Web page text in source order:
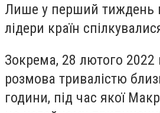
Лише у перший тиждень
лідери країн
Зокрема, 28 лютого 2022
розмова тривалістю
години, під час якої